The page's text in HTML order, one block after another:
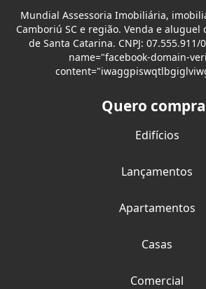
Mundial Assessoria Imobiliária,
Camboriú SC e região. Venda e
de Santa Catarina. CNPJ: 07.555.911/
name="facebook-domain-
Quero
Edifícios
Lançamentos
Apartamentos
Casas
Comercial